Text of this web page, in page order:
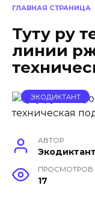
ГЛАВНАЯ СТРАНИЦА
Туту ру
линии
ЭКОДИКТАНТ
АВТОР
Экодиктант
ПРОСМОТРОВ
17